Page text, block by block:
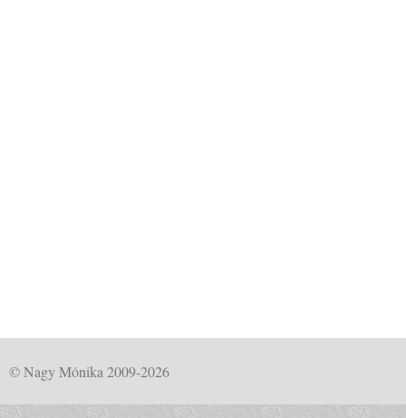
© Nagy Mónika 2009-2026